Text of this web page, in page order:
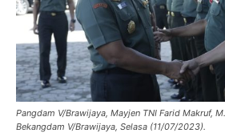
Pangdam V/Brawijaya, Mayjen TNI Farid Makruf,
Bekangdam V/Brawijaya, Selasa (11/07/2023).